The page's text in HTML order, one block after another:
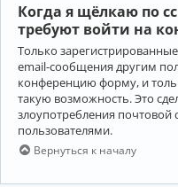
Когда я щёлкаю по
требуют войти на
Только
email-сообщения другим
конференцию форму, и
такую возможность. Это
злоупотребления
пользователями.
Вернуться к началу